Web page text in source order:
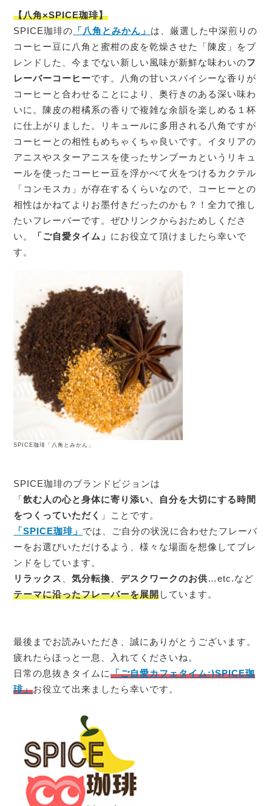
【八角×SPICE珈琲】
SPICE珈琲の 「八角とみかん」 は、厳選した中深煎りの
コーヒー豆に八角と蜜柑の皮を乾燥させた「陳皮」をブ
レンドした、今までない新しい風味が新鮮な味わいのフ
レーバーコーヒーです。八角の甘いスパイシーな香りが
コーヒーと合わせることにより、奥行きのある深い味わ
いに。陳皮の柑橘系の香りで複雑な余韻を楽しめる１杯
に仕上がりました。リキュールに多用される八角ですが
コーヒーとの相性もめちゃくちゃ良いです。イタリアの
アニスやスターアニスを使ったサンブーカというリキュ
ールを使ったコーヒー豆を浮かべて火をつけるカクテル
「コンモスカ」が存在するくらいなので、コーヒーとの
相性はかねてよりお墨付きだったのかも？！全力で推し
たいフレーバーです。ぜひリンクからおためしくださ
い。
「ご自愛タイム」 にお役立て頂けましたら幸いで
す。
SPICE珈琲「八角とみかん」
SPICE珈琲のブランドビジョンは
「飲む人の心と身体に寄り添い、自分を大切にする時間
をつくっていただく 」ことです。
「SPICE珈琲」 では、ご自分の状況に合わせたフレーバ
ーをお選びいただけるよう、様々な場面を想像してブレ
ンドをしています。
リラックス
、気分転換 、デスクワークのお供…etc.など
テーマに沿ったフレーバーを展開しています。
最後までお読みいただき、誠にありがとうございます。
疲れたらほっと一息、入れてくださいね。
日常の息抜きタイムに「ご自愛カフェタイム:)SPICE珈
琲」お役立て出来ましたら幸いです。